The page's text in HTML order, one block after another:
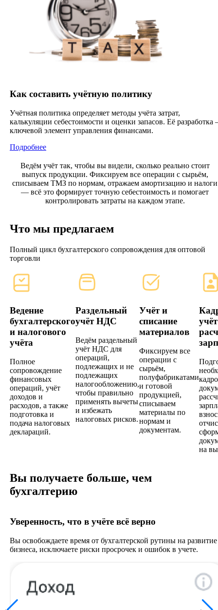
Как составить учётную политику
Учётная политика определяет методы учёта затрат,
калькуляции себестоимости и оценки запасов. Её разработка
ключевой элемент управления финансами.
Подробнее
Ведём учёт так, чтобы вы видели, сколько реально стоит
выпуск продукции. Фиксируем все операции с сырьём,
списываем ТМЗ по нормам, отражаем амортизацию и налоги
— всё это формирует точную себестоимость и помогает
контролировать затраты на каждом этапе.
Что мы предлагаем
Полный цикл бухгалтерского сопровождения для оптовой
торговли
Ведение
бухгалтерского
и налогового
учёта
Полное
сопровождение
финансовых
операций, учёт
доходов и
расходов, а также
подготовка и
подача налоговых
деклараций.
Раздельный
учёт НДС
Ведём раздельный
учёт НДС для
операций,
подлежащих и не
подлежащих
налогообложению,
чтобы правильно
применять вычеты
и избежать
налоговых рисков.
Учёт и
списание
материалов
Фиксируем все
операции с
сырьём,
полуфабрикатами
и готовой
продукцией,
списываем
материалы по
нормам и
документам.
на
Вы получаете больше, чем
бухгалтерию
Уверенность, что в учёте всё верно
Вы освобождаете время от бухгалтерской рутины на развитие
бизнеса, исключаете риски просрочек и ошибок в учете.